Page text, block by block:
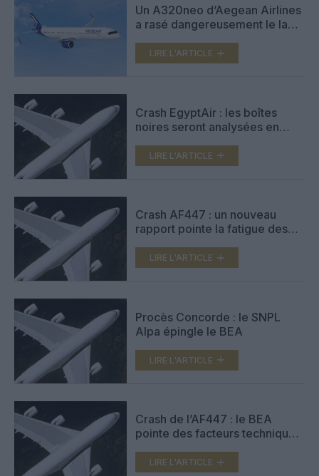
Un A320neo d’Aegean Airlines
a rasé dangereusement le lac
sur Genève
LIRE L'ARTICLE
Crash EgyptAir : les boîtes
noires seront analysées en
LIRE L'ARTICLE
Crash AF447 : un nouveau
rapport pointe la fatigue des
LIRE L'ARTICLE
Procès Concorde : le SNPL
Alpa épingle le BEA
LIRE L'ARTICLE
Crash de l’AF447 : le BEA
pointe des facteurs techniques
LIRE L'ARTICLE